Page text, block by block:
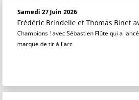
Samedi 27 Juin 2026
Frédéric Brindelle et Thomas Binet
Champions ! avec Sébastien Flûte qui a
marque de tir à l'arc